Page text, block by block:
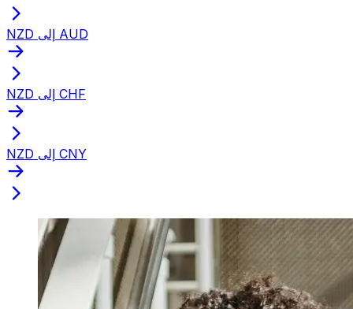
NZD إلى AUD
NZD إلى CHF
NZD إلى CNY